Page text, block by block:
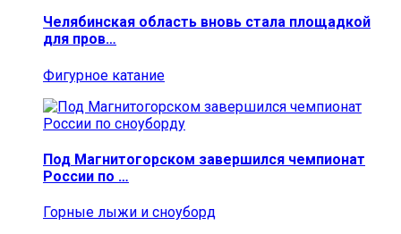
Челябинская область вновь стала площадкой
для пров…
Фигурное катание
Под Магнитогорском завершился чемпионат
России по …
Горные лыжи и сноуборд